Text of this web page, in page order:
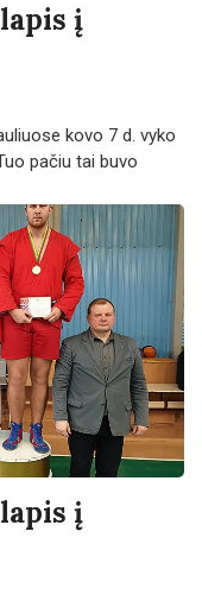
į
kovo 7 d. vyko
pačiu tai buvo
į